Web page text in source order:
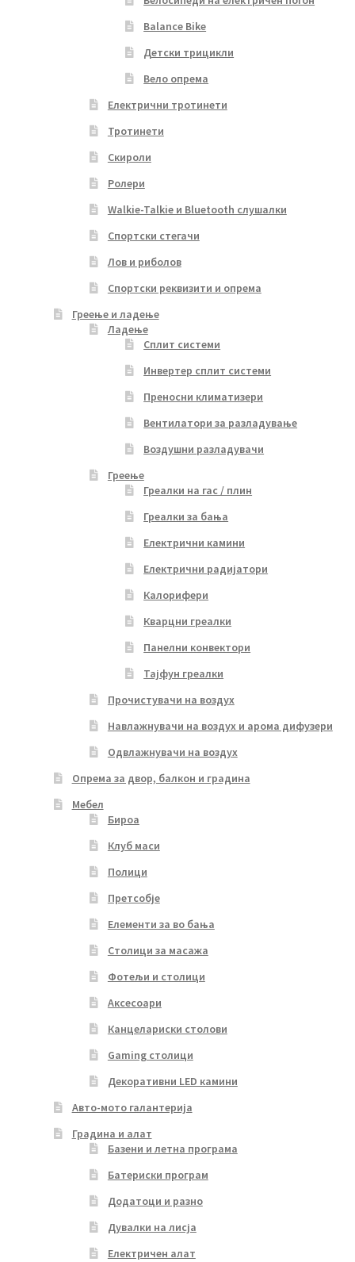
Balance Bike
Детски трицикли
Вело опрема
Електрични тротинети
Тротинети
Скироли
Ролери
Walkie-Talkie и Bluetooth слушалки
Спортски стегачи
Лов и риболов
Спортски реквизити и опрема
Греење и ладење
Ладење
Сплит системи
Инвертер сплит системи
Преносни климатизери
Вентилатори за разладување
Воздушни разладувачи
Греење
Греалки на гас / плин
Греалки за бања
Електрични камини
Електрични радијатори
Калорифери
Кварцни греалки
Панелни конвектори
Тајфун греалки
Прочистувачи на воздух
Навлажнувачи на воздух и арома дифузери
Одвлажнувачи на воздух
Опрема за двор, балкон и градина
Мебел
Бироа
Клуб маси
Полици
Претсобје
Елементи за во бања
Столици за масажа
Фотељи и столици
Аксесоари
Канцелариски столови
Gaming столици
Декоративни LED камини
Авто-мото галантерија
Градина и алат
Базени и летна програма
Батериски програм
Додатоци и разно
Дувалки на лисја
Електричен алат